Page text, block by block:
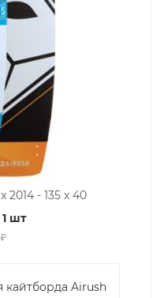
2014 - 135 x 40
шт
кайтборда Airush